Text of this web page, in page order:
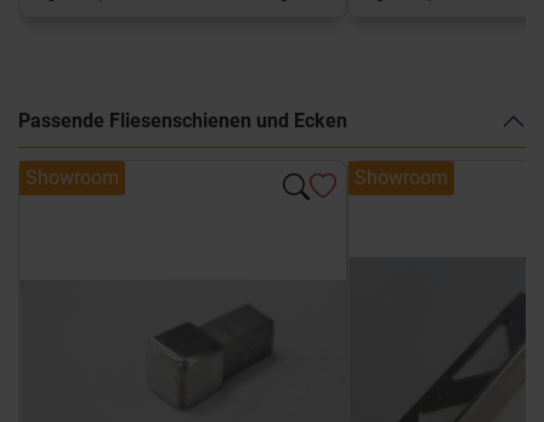
Passende Fliesenschienen und Ecken
Showroom Showroom